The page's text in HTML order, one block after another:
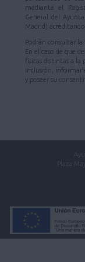
mediante el
General del
Madrid) acreditando
Podrán consultar la
En el caso de que
físicas distintas a la
inclusión,
y poseer su
Plaza